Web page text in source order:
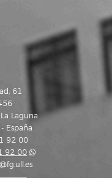
61
Laguna
España
92 00
92 00